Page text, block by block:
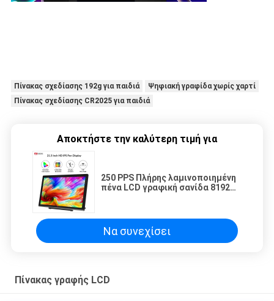
Πίνακας σχεδίασης 192g για παιδιά
Ψηφιακή γραφίδα χωρίς χαρτί
Πίνακας σχεδίασης CR2025 για παιδιά
Αποκτήστε την καλύτερη τιμή για
250 PPS Πλήρης λαμινοποιημένη
πένα LCD γραφική σανίδα 8192
Να συνεχίσει
Πίνακας γραφής LCD